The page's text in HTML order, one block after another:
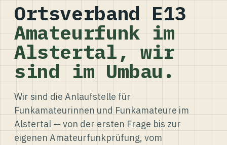
Ortsverband E13
Amateurfunk im
Alstertal, wir
sind im Umbau.
Wir sind die Anlaufstelle für
Funkamateurinnen und Funkamateure im
Alstertal — von der ersten Frage bis zur
eigenen Amateurfunkprüfung, vom